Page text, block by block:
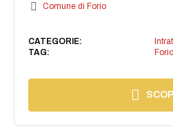
Comune di Forio
CATEGORIE:
TAG: